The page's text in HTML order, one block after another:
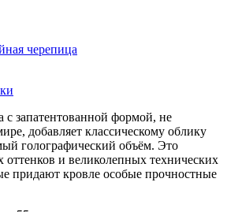
черепица
с запатентованной формой, не
добавляет классическому облику
голографический объём. Это
оттенков и великолепных технических
придают кровле особые прочностные